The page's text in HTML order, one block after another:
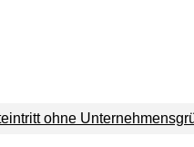
ohne